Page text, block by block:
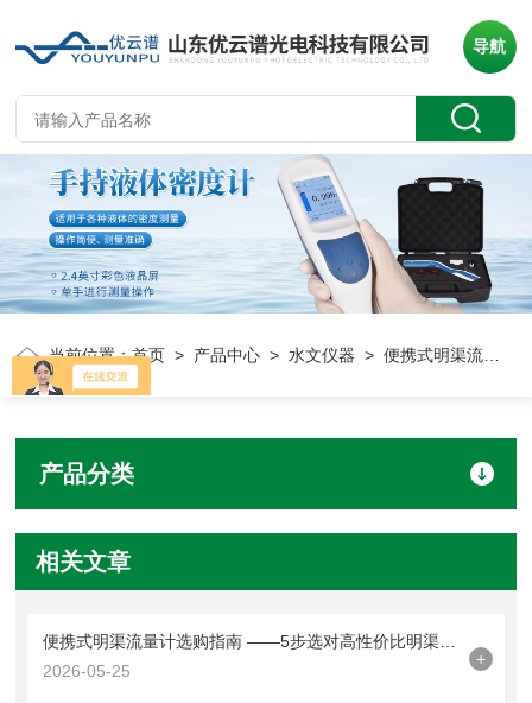
导航
当前位置：首页 > 产品中心 >水文仪器 > 便携式明渠流量计
产品分类
相关文章
便携式明渠流量计选购指南 ——5步选对高性价比明渠流量计
2026-05-25
+